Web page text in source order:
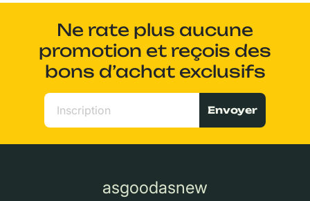
Ne rate plus aucune
promotion et reçois des
bons d’achat exclusifs
Envoyer
asgoodasnew